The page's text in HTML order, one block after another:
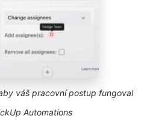
váš pracovní postup fungoval
Automations